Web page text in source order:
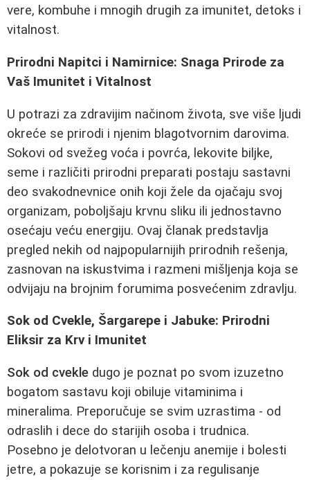
vere, kombuhe i mnogih drugih za imunitet, detoks i
vitalnost.
Prirodni Napitci i Namirnice: Snaga Prirode za
Vaš Imunitet i Vitalnost
U potrazi za zdravijim načinom života, sve više ljudi
okreće se prirodi i njenim blagotvornim darovima.
Sokovi od svežeg voća i povrća, lekovite biljke,
seme i različiti prirodni preparati postaju sastavni
deo svakodnevnice onih koji žele da ojačaju svoj
organizam, poboljšaju krvnu sliku ili jednostavno
osećaju veću energiju. Ovaj članak predstavlja
pregled nekih od najpopularnijih prirodnih rešenja,
zasnovan na iskustvima i razmeni mišljenja koja se
odvijaju na brojnim forumima posvećenim zdravlju.
Sok od Cvekle, Šargarepe i Jabuke: Prirodni
Eliksir za Krv i Imunitet
Sok od cvekle dugo je poznat po svom izuzetno
bogatom sastavu koji obiluje vitaminima i
mineralima. Preporučuje se svim uzrastima - od
odraslih i dece do starijih osoba i trudnica.
Posebno je delotvoran u lečenju anemije i bolesti
jetre, a pokazuje se korisnim i za regulisanje